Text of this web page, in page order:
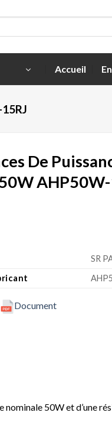
Accueil
De
SR
Document
nominale 50W et d’une